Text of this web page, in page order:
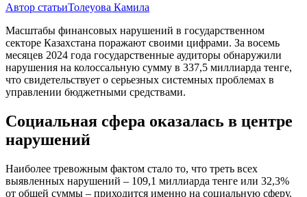
Автор статьиТолеуова Камила
Масштабы финансовых нарушений в государственном
секторе Казахстана поражают своими цифрами. За восемь
месяцев 2024 года государственные аудиторы обнаружили
нарушения на колоссальную сумму в 337,5 миллиарда тенге,
что свидетельствует о серьезных системных проблемах в
управлении бюджетными средствами.
Социальная сфера оказалась в центре
нарушений
Наиболее тревожным фактом стало то, что треть всех
выявленных нарушений – 109,1 миллиарда тенге или 32,3%
от общей суммы – приходится именно на социальную сферу.